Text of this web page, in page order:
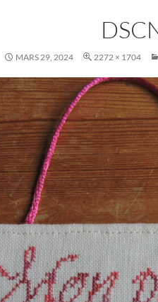
MARS 29, 2024 2272 × 1704